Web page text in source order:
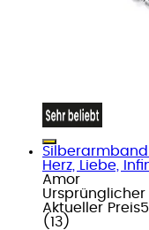
Herz, Liebe,
Amor
Ursprünglicher
Aktueller Preis
( 13 )